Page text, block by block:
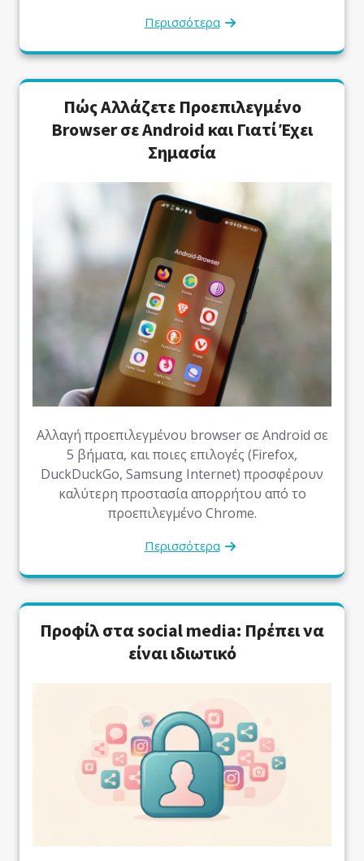
Περισσότερα
Πώς Αλλάζετε Προεπιλεγμένο
Browser σε Android και Γιατί Έχει
Σημασία
Αλλαγή προεπιλεγμένου browser σε Android σε
5 βήματα, και ποιες επιλογές (Firefox,
DuckDuckGo, Samsung Internet) προσφέρουν
καλύτερη προστασία απορρήτου από το
προεπιλεγμένο Chrome.
Περισσότερα
Προφίλ στα social media: Πρέπει να
είναι ιδιωτικό